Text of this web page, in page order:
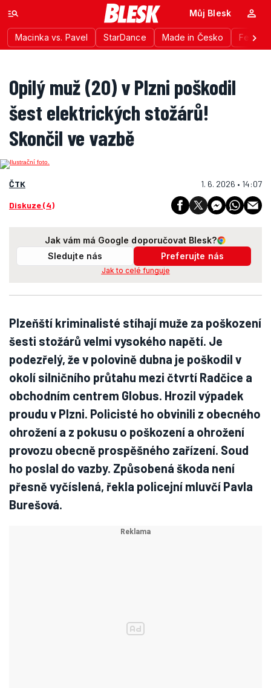
Macinka vs. Pavel StarDance Made in Česko
Můj Blesk
Opilý muž (20) v Plzni poškodil
šest elektrických stožárů!
Skončil ve vazbě
ČTK 1. 6. 2026 • 14:07
Diskuze (4)
Jak vám má Google doporučovat Blesk?
Sledujte nás
Preferujte nás
Jak to celé funguje
Plzeňští kriminalisté stíhají muže za poškození
šesti stožárů velmi vysokého napětí. Je
podezřelý, že v polovině dubna je poškodil v
okolí silničního průtahu mezi čtvrtí Radčice a
obchodním centrem Globus. Hrozil výpadek
proudu v Plzni. Policisté ho obvinili z obecného
ohrožení a z pokusu o poškození a ohrožení
provozu obecně prospěšného zařízení. Soud
ho poslal do vazby. Způsobená škoda není
přesně vyčíslená, řekla policejní mluvčí Pavla
Burešová.